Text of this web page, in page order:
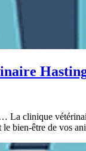
La clinique
le bien-être de vos